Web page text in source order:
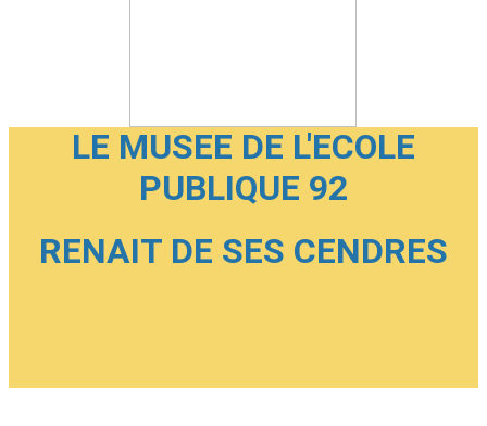
LE MUSEE DE L'ECOLE
PUBLIQUE 92
RENAIT DE SES CENDRES